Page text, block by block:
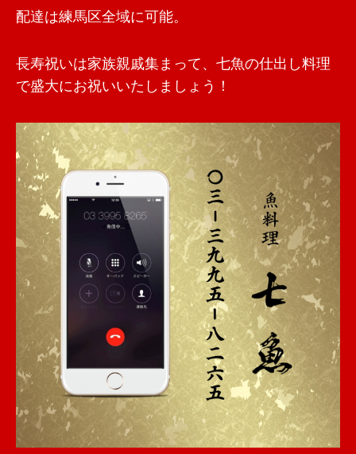
配達は練馬区全域に可能。
長寿祝いは家族親戚集まって、七魚の仕出し料理
で盛大にお祝いいたしましょう！